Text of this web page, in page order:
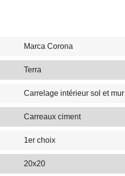
Marca Corona
Terra
Carrelage intérieur sol et mur
Carreaux ciment
1er choix
20x20